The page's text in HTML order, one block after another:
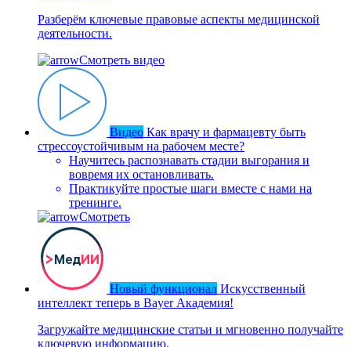
Разберём ключевые правовые аспекты медицинской
деятельности.
Смотреть видео
Видео Как врачу и фармацевту быть
стрессоустойчивым на рабочем месте?
Научитесь распознавать стадии выгорания и
вовремя их остановливать.
Практикуйте простые шаги вместе с нами на
тренинге.
Смотреть
Новый функционал Искусственный
интеллект теперь в Bayer Академия!
Загружайте медицинские статьи и мгновенно получайте
ключевую информацию.